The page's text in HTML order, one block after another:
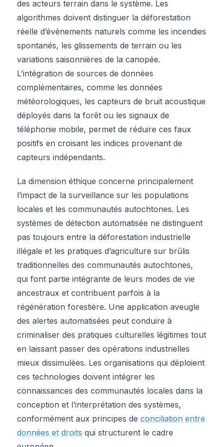
des acteurs terrain dans le système. Les
algorithmes doivent distinguer la déforestation
réelle d’événements naturels comme les incendies
spontanés, les glissements de terrain ou les
variations saisonnières de la canopée.
L’intégration de sources de données
complémentaires, comme les données
météorologiques, les capteurs de bruit acoustique
déployés dans la forêt ou les signaux de
téléphonie mobile, permet de réduire ces faux
positifs en croisant les indices provenant de
capteurs indépendants.
La dimension éthique concerne principalement
l’impact de la surveillance sur les populations
locales et les communautés autochtones. Les
systèmes de détection automatisée ne distinguent
pas toujours entre la déforestation industrielle
illégale et les pratiques d’agriculture sur brûlis
traditionnelles des communautés autochtones,
qui font partie intégrante de leurs modes de vie
ancestraux et contribuent parfois à la
régénération forestière. Une application aveugle
des alertes automatisées peut conduire à
criminaliser des pratiques culturelles légitimes tout
en laissant passer des opérations industrielles
mieux dissimulées. Les organisations qui déploient
ces technologies doivent intégrer les
connaissances des communautés locales dans la
conception et l’interprétation des systèmes,
conformément aux principes de conciliation entre
données et droits qui structurent le cadre